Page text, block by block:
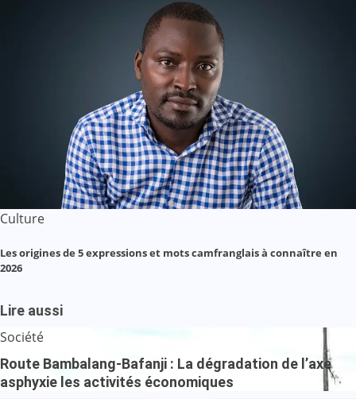
Culture
Les origines de 5 expressions et mots camfranglais à connaître en
2026
Lire aussi
Société
Route Bambalang-Bafanji : La dégradation de l’axe
asphyxie les activités économiques